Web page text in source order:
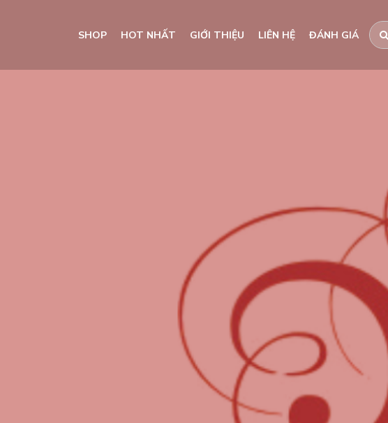
SHOP HOT NHẤT GIỚI THIỆU LIÊN HỆ ĐÁNH GIÁ